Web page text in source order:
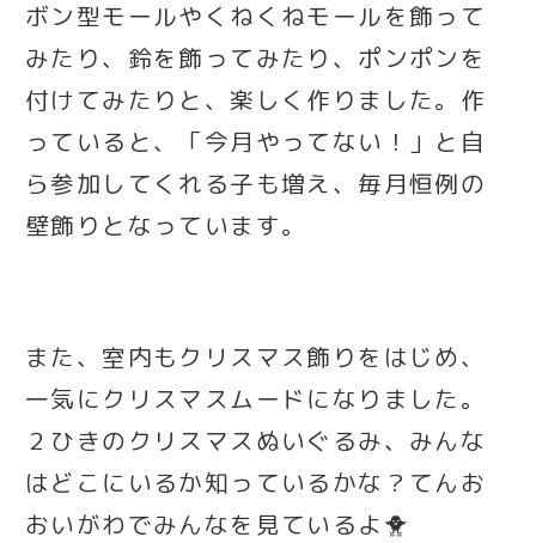
ボン型モールやくねくねモールを飾って
みたり、鈴を飾ってみたり、ポンポンを
付けてみたりと、楽しく作りました。作
っていると、「今月やってない！」と自
ら参加してくれる子も増え、毎月恒例の
壁飾りとなっています。
また、室内もクリスマス飾りをはじめ、
一気にクリスマスムードになりました。
２ひきのクリスマスぬいぐるみ、みんな
はどこにいるか知っているかな？てんお
おいがわでみんなを見ているよ🐥